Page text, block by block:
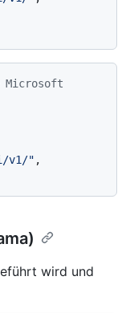
Microsoft
v1/" ,
wird und